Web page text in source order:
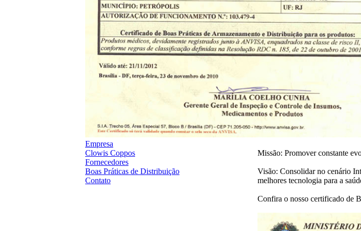
Empresa
Clowis Coppos
Fornecedores
Boas Práticas de Distribuição
Contato
Missão: Promover constante
Visão: Consolidar no cenário
melhores tecnologia para a
Confira o nosso certificado de